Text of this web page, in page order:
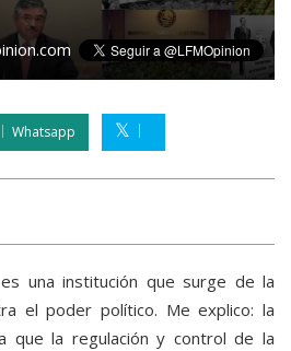
Whatsapp
una institución que surge de la
el poder político. Me explico: la
que la regulación y control de la